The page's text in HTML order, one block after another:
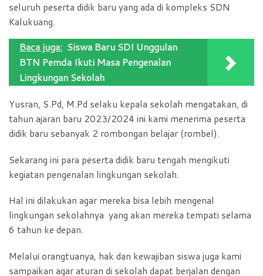
seluruh peserta didik baru yang ada di kompleks SDN
Kalukuang.
Baca juga: Siswa Baru SDI Unggulan
BTN Pemda Ikuti Masa Pengenalan
Lingkungan Sekolah
Yusran, S.Pd, M.Pd selaku kepala sekolah mengatakan, di
tahun ajaran baru 2023/2024 ini kami menerima peserta
didik baru sebanyak 2 rombongan belajar (rombel).
Sekarang ini para peserta didik baru tengah mengikuti
kegiatan pengenalan lingkungan sekolah.
Hal ini dilakukan agar mereka bisa lebih mengenal
lingkungan sekolahnya yang akan mereka tempati selama
6 tahun ke depan.
Melalui orangtuanya, hak dan kewajiban siswa juga kami
sampaikan agar aturan di sekolah dapat berjalan dengan